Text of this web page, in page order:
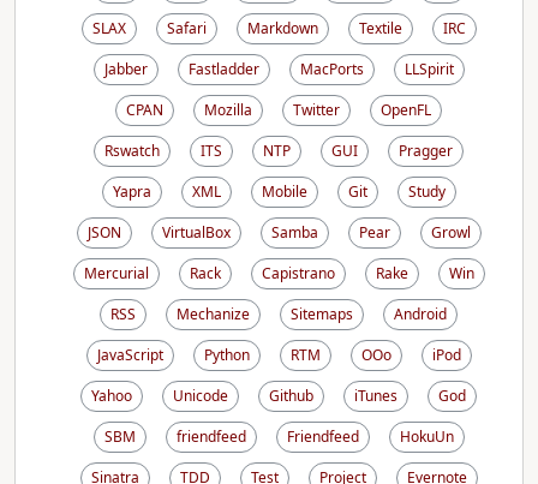
SLAX
Safari Markdown Textile
IRC
Jabber
Fastladder MacPorts
LLSpirit
CPAN
Mozilla Twitter
OpenFL
Rswatch
ITS NTP GUI
Pragger
Yapra
XML Mobile Git
Study
JSON
VirtualBox Samba Pear
Growl
Mercurial
Rack Capistrano Rake
Win
RSS
Mechanize Sitemaps
Android
JavaScript
Python RTM OOo
iPod
Yahoo
Unicode Github iTunes
God
SBM
friendfeed Friendfeed
HokuUn
Sinatra
TDD Test Project
Evernote